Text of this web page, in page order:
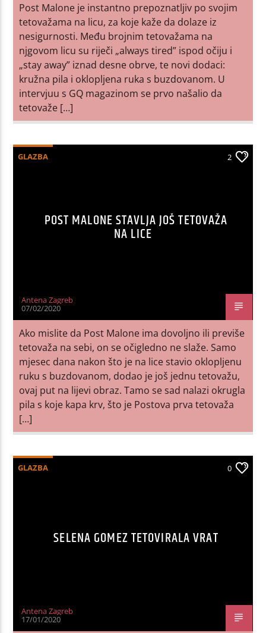
Post Malone je instantno prepoznatljiv po svojim
tetovažama na licu, za koje kaže da dolaze iz
nesigurnosti. Među brojnim tetovažama na
njgovom licu su riječi „always tired” ispod očiju i
„stay away” iznad desne obrve, te novi dodaci:
kružna pila i oklopljena ruka s buzdovanom. U
intervjuu s GQ magazinom se prvo našalio da
tetovaže […]
GLAZBA 2
POST MALONE STAVLJA JOŠ TETOVAŽA
NA LICE
Antena Zagreb
07/02/2020
Ako mislite da Post Malone ima dovoljno ili previše
tetovaža na sebi, on se očigledno ne slaže. Samo
mjesec dana nakon što je na lice stavio oklopljenu
ruku s buzdovanom, dodao je još jednu tetovažu,
ovaj put na lijevi obraz. Tamo se sad nalazi okrugla
pila s koje kapa krv, što je Postova prva tetovaža
[…]
GLAZBA 0
SELENA GOMEZ TETOVIRALA VRAT
Antena Zagreb
17/01/2020